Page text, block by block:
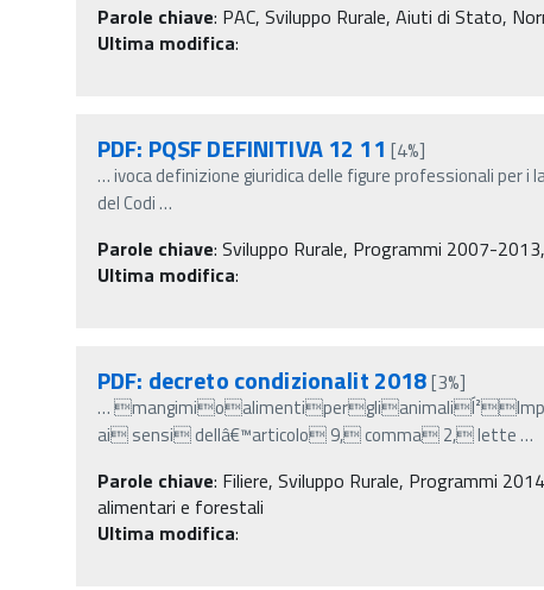
Parole chiave: PAC, Sviluppo Rurale, Aiuti di Stato,
Ultima modifica:
PDF: PQSF DEFINITIVA 12 11 [4%]
…ivoca definizione giuridica delle figure professionali per i
del Codi…
Parole chiave: Sviluppo Rurale, Programmi 2007-
Ultima modifica:
PDF: decreto condizionalit 2018[3%]
…
ai sensi dellâ€™articolo 9, comma 2, lette…
Parole chiave: Filiere, Sviluppo Rurale, Programmi
alimentari e forestali
Ultima modifica: